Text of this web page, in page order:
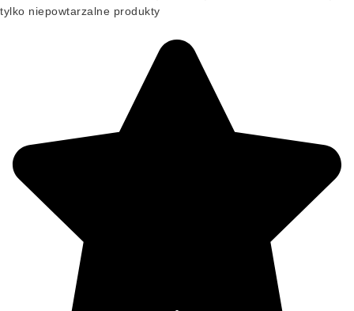
tylko niepowtarzalne produkty